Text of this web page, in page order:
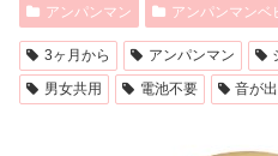
アンパンマン アンパンマンベ
3ヶ月から アンパンマン
男女共用
電池不要 音が